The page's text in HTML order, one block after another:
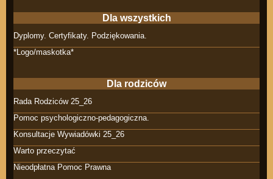
Dla wszystkich
Dyplomy. Certyfikaty. Podziękowania.
*Logo/maskotka*
Dla rodziców
Rada Rodziców 25_26
Pomoc psychologiczno-pedagogiczna.
Konsultacje Wywiadówki 25_26
Warto przeczytać
Nieodpłatna Pomoc Prawna